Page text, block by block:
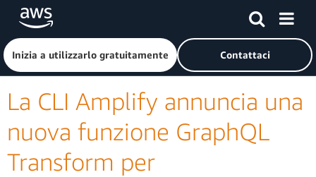
Passa al contenuto principale
Fai clic qui per tornare alla home page di Amazon Web
Inizia a utilizzarlo gratuitamente Contattaci
La CLI Amplify annuncia una
nuova funzione GraphQL
Transform per